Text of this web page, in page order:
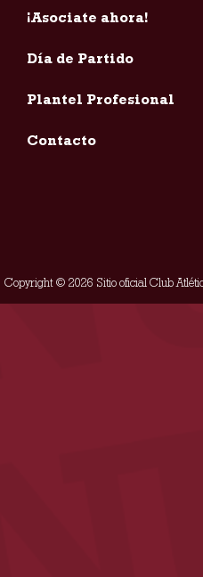
¡Asociate ahora!
Día de Partido
Plantel Profesional
Contacto
Copyright © 2026 Sitio oficial Club